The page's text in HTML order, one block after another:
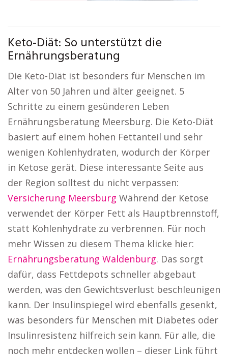
Keto-Diät: So unterstützt die
Ernährungsberatung
Die Keto-Diät ist besonders für Menschen im
Alter von 50 Jahren und älter geeignet. 5
Schritte zu einem gesünderen Leben
Ernährungsberatung Meersburg. Die Keto-Diät
basiert auf einem hohen Fettanteil und sehr
wenigen Kohlenhydraten, wodurch der Körper
in Ketose gerät. Diese interessante Seite aus
der Region solltest du nicht verpassen:
Versicherung Meersburg Während der Ketose
verwendet der Körper Fett als Hauptbrennstoff,
statt Kohlenhydrate zu verbrennen. Für noch
mehr Wissen zu diesem Thema klicke hier:
Ernährungsberatung Waldenburg. Das sorgt
dafür, dass Fettdepots schneller abgebaut
werden, was den Gewichtsverlust beschleunigen
kann. Der Insulinspiegel wird ebenfalls gesenkt,
was besonders für Menschen mit Diabetes oder
Insulinresistenz hilfreich sein kann. Für alle, die
noch mehr entdecken wollen – dieser Link führt